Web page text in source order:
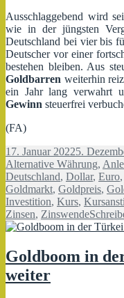
Ausschlaggebend wird
wie in der jüngsten
Deutschland bei vier bis
Deutscher vor einer
bestehen bleiben. Aus
Goldbarren weiterhin
ein Jahr lang verwahrt
Gewinn steuerfrei
(FA)
Veröffentlicht
am
17. Januar 20225.
Alternative Währung,
Deutschland, Dollar, Euro,
Goldmarkt, Goldpreis,
Investition, Kurs,
Zinsen, Zinswende
Goldboom in
weiter